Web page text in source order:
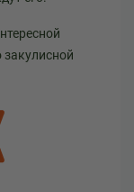
закулисной